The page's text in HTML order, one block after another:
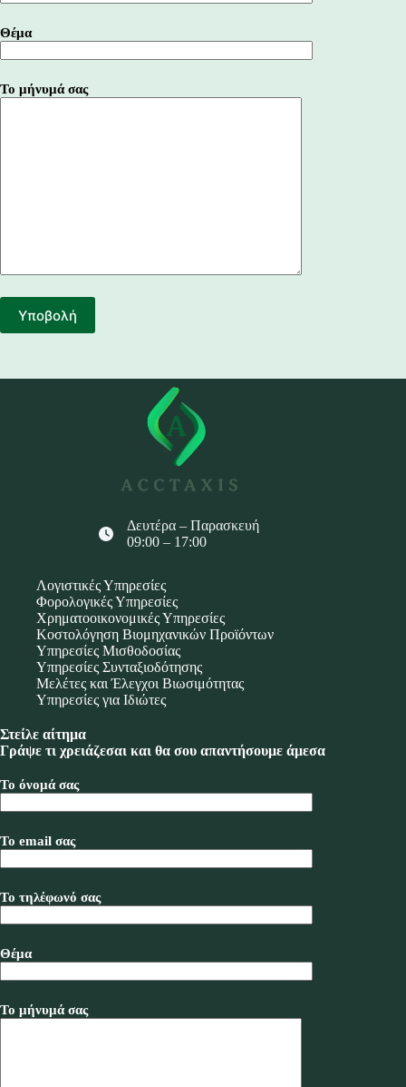
Θέμα
Το μήνυμά σας
Δευτέρα – Παρασκευή
09:00 – 17:00
Λογιστικές Υπηρεσίες
Φορολογικές Υπηρεσίες
Χρηματοοικονομικές Υπηρεσίες
Κοστολόγηση Βιομηχανικών Προϊόντων
Υπηρεσίες Μισθοδοσίας
Υπηρεσίες Συνταξιοδότησης
Μελέτες και Έλεγχοι Βιωσιμότητας
Υπηρεσίες για Ιδιώτες
Στείλε αίτημα
Γράψε τι χρειάζεσαι και θα σου απαντήσουμε άμεσα
Το όνομά σας
Το email σας
Το τηλέφωνό σας
Θέμα
Το μήνυμά σας